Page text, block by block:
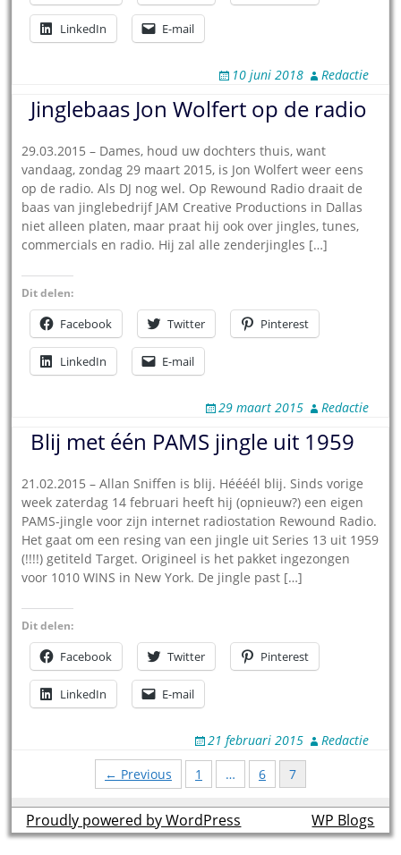
LinkedIn E-mail
10 juni 2018 Redactie
Jinglebaas Jon Wolfert op de radio
29.03.2015 – Dames, houd uw dochters thuis, want
vandaag, zondag 29 maart 2015, is Jon Wolfert weer eens
op de radio. Als DJ nog wel. Op Rewound Radio draait de
baas van jinglebedrijf JAM Creative Productions in Dallas
niet alleen platen, maar praat hij ook over jingles, tunes,
commercials en radio. Hij zal alle zenderjingles […]
Dit delen:
Facebook Twitter Pinterest
LinkedIn E-mail
29 maart 2015 Redactie
Blij met één PAMS jingle uit 1959
21.02.2015 – Allan Sniffen is blij. Héééél blij. Sinds vorige
week zaterdag 14 februari heeft hij (opnieuw?) een eigen
PAMS-jingle voor zijn internet radiostation Rewound Radio.
Het gaat om een resing van een jingle uit Series 13 uit 1959
(!!!!) getiteld Target. Origineel is het pakket ingezongen
voor 1010 WINS in New York. De jingle past […]
Dit delen:
Facebook Twitter Pinterest
LinkedIn E-mail
21 februari 2015 Redactie
navigation
← Previous 1 … 6 7
Proudly powered by WordPress theme byWP Blogs